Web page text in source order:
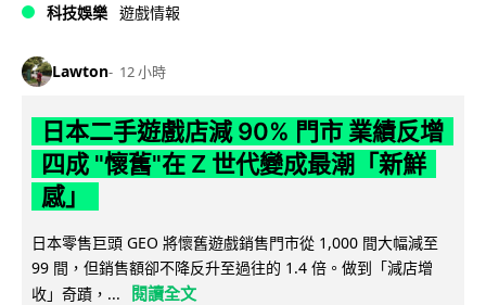
科技娛樂 遊戲情報
Lawton 12 小時
日本二手遊戲店減 90% 門市 業績反增
四成 "懷舊"在 Z 世代變成最潮「新鮮
感」
日本零售巨頭 GEO 將懷舊遊戲銷售門市從 1,000 間大幅減至
99 間，但銷售額卻不降反升至過往的 1.4 倍。做到「減店增
收」奇蹟，...
閱讀全文